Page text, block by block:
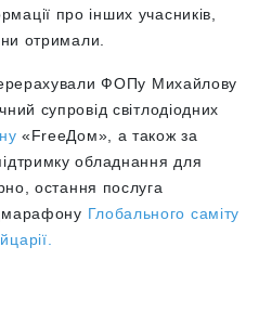
про інших учасників,
отримали.
ФОПу Михайлову
супровід світлодіодних
«FreeДом», а також за
обладнання для
остання послуга
Глобального саміту